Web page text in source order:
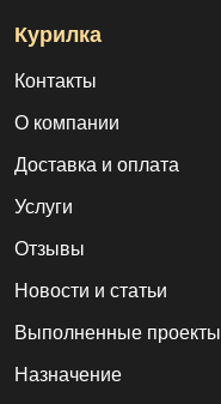
Курилка
Контакты
О компании
Доставка и оплата
Услуги
Отзывы
Новости и статьи
Выполненные проекты
Назначение